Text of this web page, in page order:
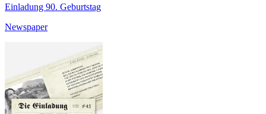
Einladung 90. Geburtstag
Newspaper